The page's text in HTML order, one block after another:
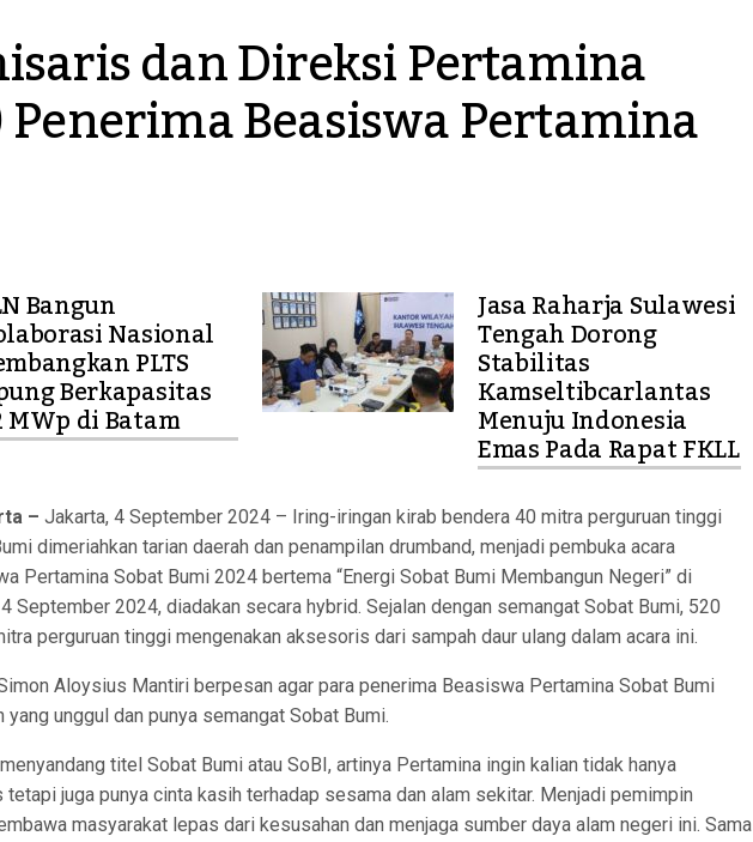
dan Direksi Pertamina
Beasiswa Pertamina
Bangun
Nasional
PLTS
Berkapasitas
MWp di Batam
Jasa Raharja Sulawesi
Tengah Dorong
Stabilitas
Kamseltibcarlantas
Menuju Indonesia
Emas Pada Rapat FKLL
– Jakarta, 4 September 2024 – Iring-iringan kirab bendera 40 mitra perguruan tinggi
dimeriahkan tarian daerah dan penampilan drumband, menjadi pembuka acara
Pertamina Sobat Bumi 2024 bertema “Energi Sobat Bumi Membangun Negeri” di
September 2024, diadakan secara hybrid. Sejalan dengan semangat Sobat Bumi, 520
perguruan tinggi mengenakan aksesoris dari sampah daur ulang dalam acara ini.
Aloysius Mantiri berpesan agar para penerima Beasiswa Pertamina Sobat Bumi
unggul dan punya semangat Sobat Bumi.
titel Sobat Bumi atau SoBI, artinya Pertamina ingin kalian tidak hanya
juga punya cinta kasih terhadap sesama dan alam sekitar. Menjadi pemimpin
masyarakat lepas dari kesusahan dan menjaga sumber daya alam negeri ini. Sama